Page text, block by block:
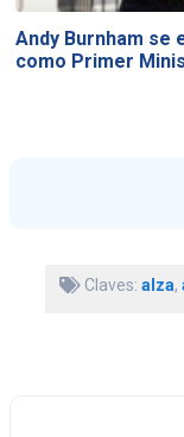
Andy Burnham se
como Primer
Claves: alza,